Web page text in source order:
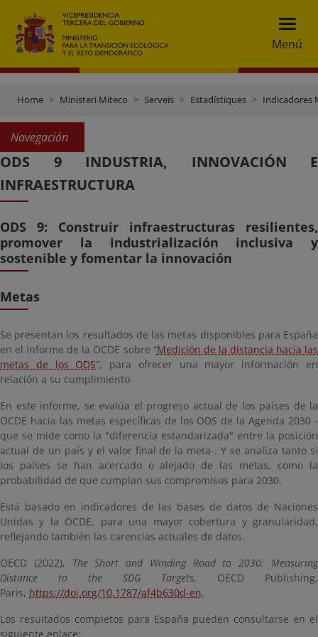
Menú
Home Ministeri Miteco Serveis Estadístiques Indicadores
Navegación
ODS 9 INDUSTRIA, INNOVACIÓN E
INFRAESTRUCTURA
ODS 9: Construir infraestructuras resilientes,
promover la industrialización inclusiva y
sostenible y fomentar la innovación
Metas
Se presentan los resultados de las metas disponibles para España
en el informe de la OCDE sobre “Medición de la distancia hacia las
metas de los ODS”, para ofrecer una mayor información en
relación a su cumplimiento.
En este informe, se evalúa el progreso actual de los países de la
OCDE hacia las metas específicas de los ODS de la Agenda 2030 -
que se mide como la "diferencia estandarizada" entre la posición
actual de un país y el valor final de la meta-. Y se analiza tanto si
los países se han acercado o alejado de las metas, como la
probabilidad de que cumplan sus compromisos para 2030.
Está basado en indicadores de las bases de datos de Naciones
Unidas y la OCDE, para una mayor cobertura y granularidad,
reflejando también las carencias actuales de datos.
OECD (2022), The Short and Winding Road to 2030: Measuring
Distance to the SDG Targets, OECD Publishing,
Paris, https://doi.org/10.1787/af4b630d-en.
Los resultados completos para España pueden consultarse en el
siguiente enlace: